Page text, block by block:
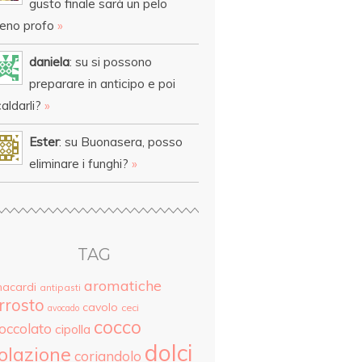
gusto finale sarà un pelo
profo »
daniela: su si possono
preparare in anticipo e poi
»
Ester: su Buonasera, posso
eliminare i funghi? »
TAG
antipasti aromatiche
avocado cavolo ceci
cipolla cocco
coriandolo dolci